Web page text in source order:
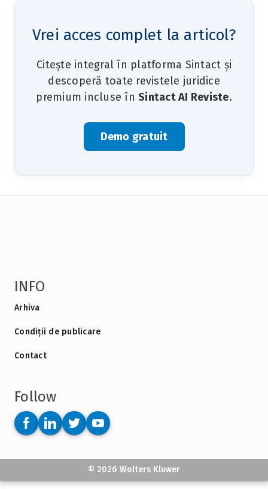
Vrei acces complet la articol?
Citește integral în platforma Sintact și
descoperă toate revistele juridice
premium incluse în Sintact AI Reviste.
Demo gratuit
INFO
Arhiva
Condiții de publicare
Contact
Follow
© 2026 Wolters Kluwer